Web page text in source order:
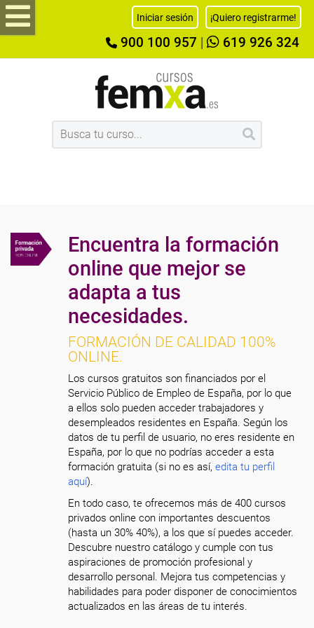
Iniciar sesión ¡Quiero registrarme!
900 100 957 619 926 324
Encuentra la formación
online que mejor se
adapta a tus
necesidades.
FORMACIÓN DE CALIDAD 100%
ONLINE.
Los cursos gratuitos son financiados por el
Servicio Público de Empleo de España, por lo que
a ellos solo pueden acceder trabajadores y
desempleados residentes en España. Según los
datos de tu perfil de usuario, no eres residente en
España, por lo que no podrías acceder a esta
formación gratuita (si no es así,edita tu perfil
aquí).
En todo caso, te ofrecemos más de 400 cursos
privados online con importantes descuentos
(hasta un 30% 40%), a los que sí puedes acceder.
Descubre nuestro catálogo y cumple con tus
aspiraciones de promoción profesional y
desarrollo personal. Mejora tus competencias y
habilidades para poder disponer de conocimientos
actualizados en las áreas de tu interés.